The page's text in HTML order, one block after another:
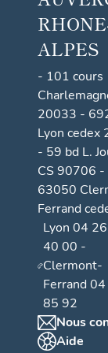
ALPES
- 101 cours
20033 -
Lyon cedex
- 59 bd L.
CS 90706 -
63050
Ferrand
Lyon 04
40 00 -
Clermont-
Ferrand
85 92
Nous
Aide